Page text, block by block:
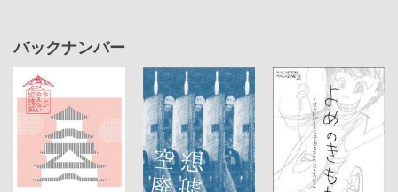
バックナンバー